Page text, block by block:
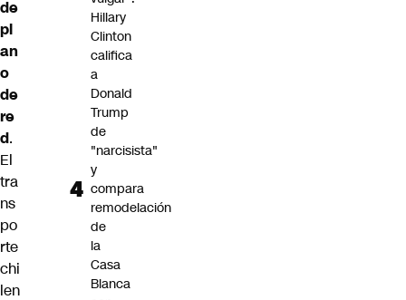
de
pl
an
o
de
re
d.
El
tra
ns
po
rte
chi
len
Hillary
Clinton
califica
a
Donald
Trump
de
"narcisista"
y
compara
remodelación
de
la
Casa
Blanca